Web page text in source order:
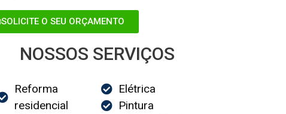
SOLICITE O SEU ORÇAMENTO
NOSSOS SERVIÇOS
Reforma
residencial
Elétrica
Pintura